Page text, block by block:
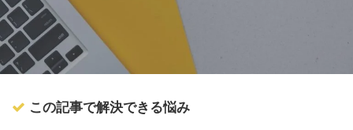
この記事で解決できる悩み